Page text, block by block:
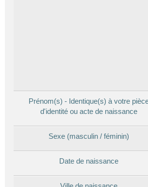
Prénom(s) - Identique(s) à votre
d'identité ou acte de naissance
Sexe (masculin / féminin)
Date de naissance